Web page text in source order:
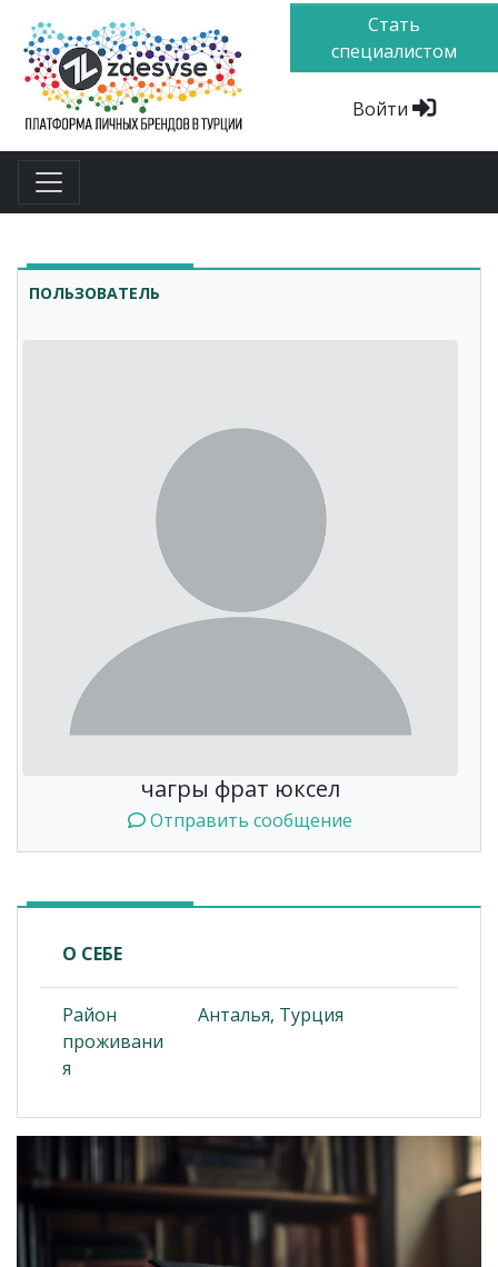
Стать
специалистом
Войти
ПОЛЬЗОВАТЕЛЬ
чагры фрат юксел
Отправить сообщение
О СЕБЕ
Район
проживани
я
Анталья, Турция